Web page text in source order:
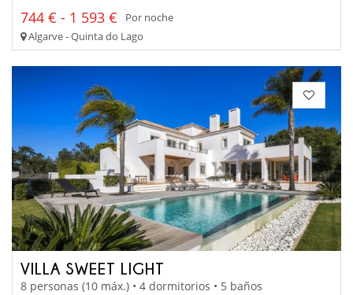
744 € - 1 593 €
Por noche
Algarve - Quinta do Lago
VILLA SWEET LIGHT
8 personas (10 máx.) • 4 dormitorios • 5 baños